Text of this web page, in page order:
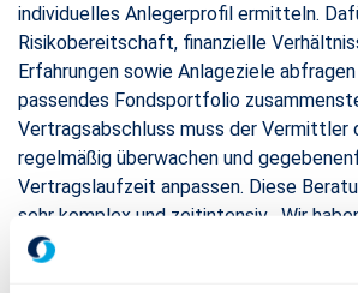
individuelles Anlegerprofil ermitteln.
Risikobereitschaft, finanzielle
Erfahrungen sowie Anlageziele
passendes Fondsportfolio
Vertragsabschluss muss der Vermittler
regelmäßig überwachen und
Vertragslaufzeit anpassen. Diese
sehr komplex und zeitintensiv. „Wir
entwickelt, um Vermittler bei der